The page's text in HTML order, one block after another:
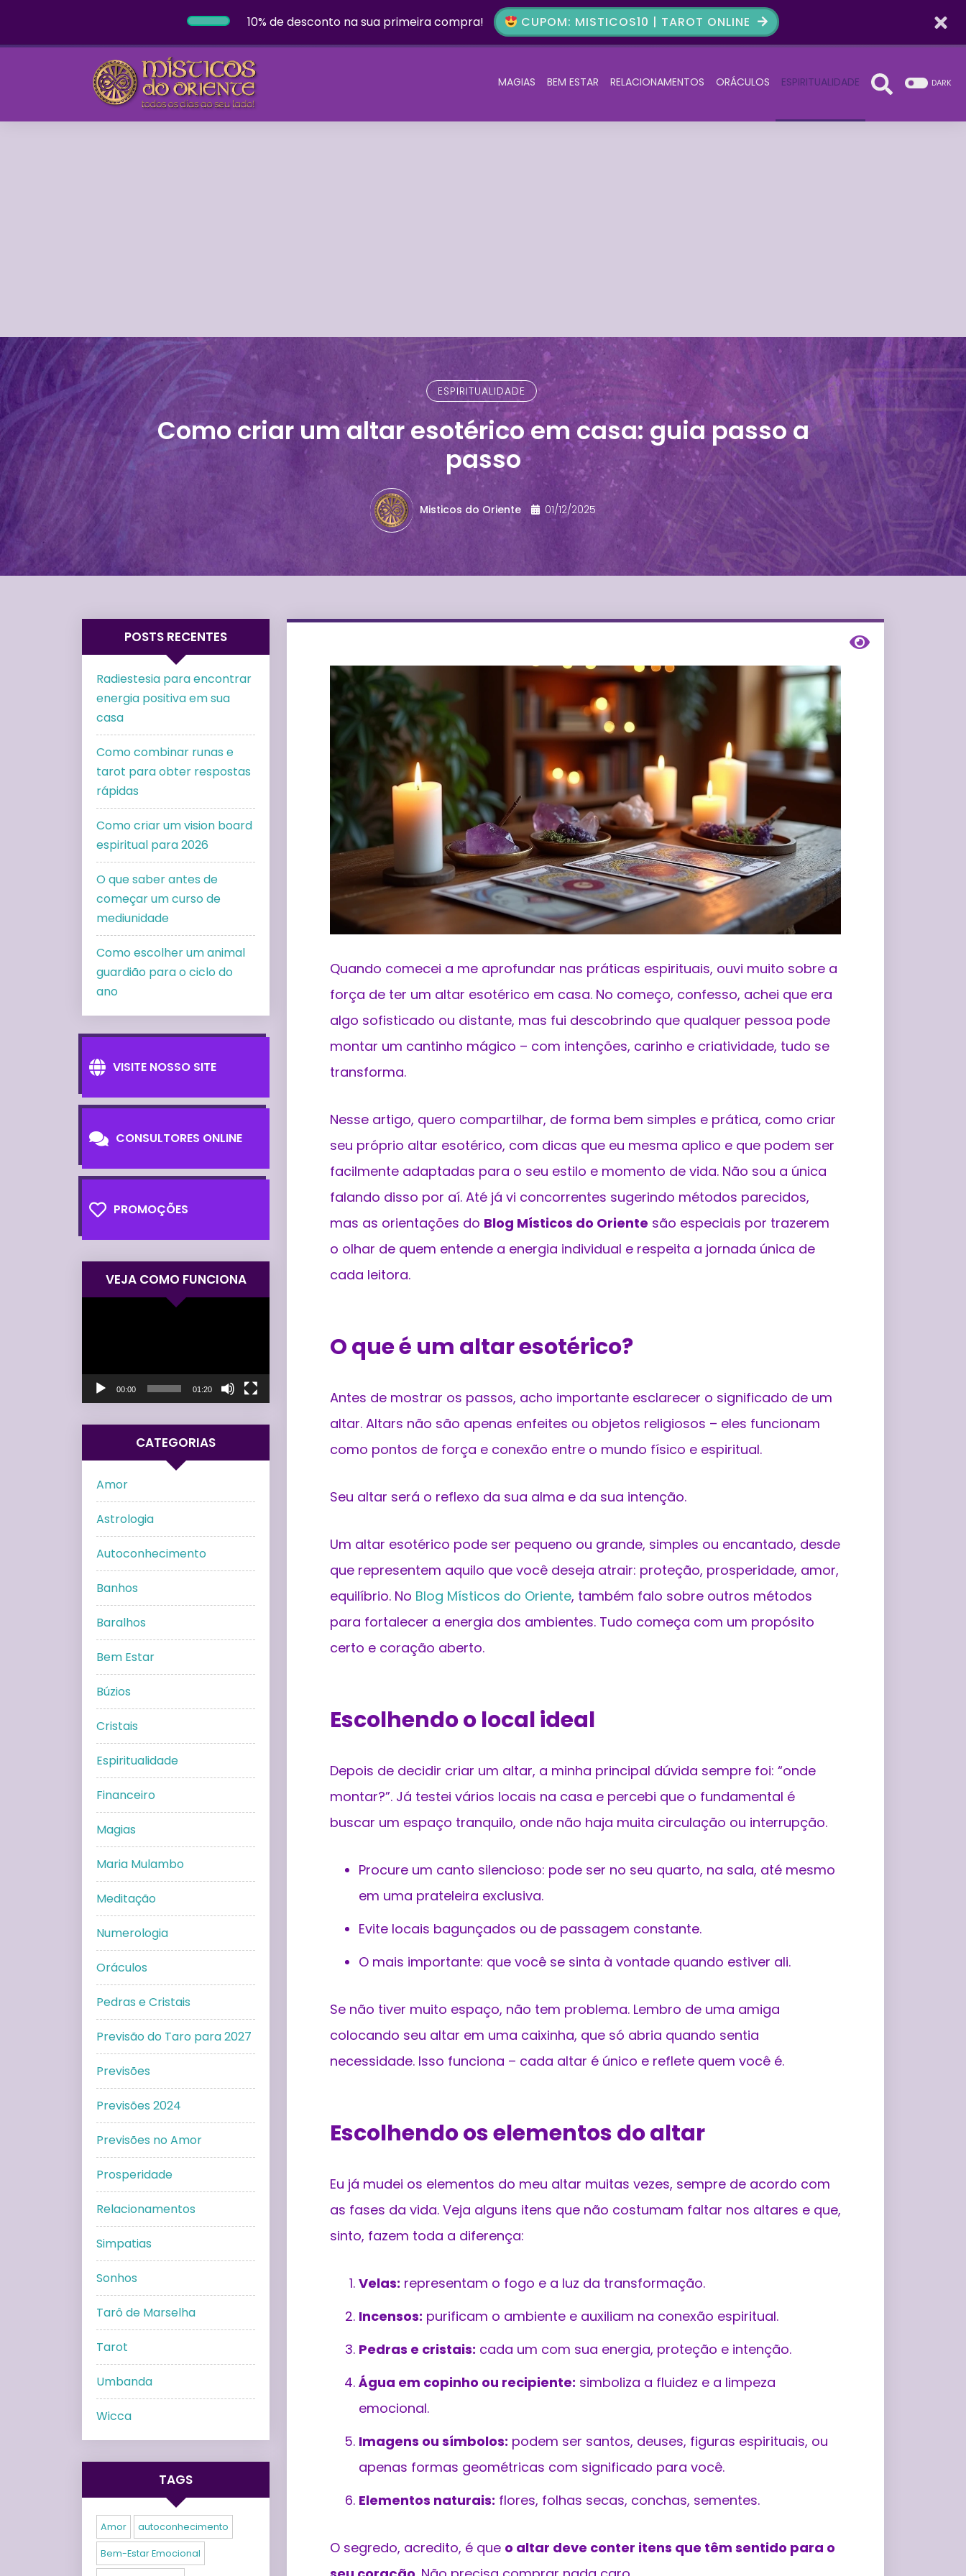
10% de desconto na sua primeira compra! CUPOM: MISTICOS10 | TAROT ONLINE
MAGIAS BEM ESTAR RELACIONAMENTOS ORÁCULOS ESPIRITUALIDADE DARK
ESPIRITUALIDADE
Como criar um altar esotérico em casa: guia passo a
passo
Misticos do Oriente 01/12/2025
Quando comecei a me aprofundar nas práticas espirituais, ouvi muito sobre a
força de ter um altar esotérico em casa. No começo, confesso, achei que era
algo sofisticado ou distante, mas fui descobrindo que qualquer pessoa pode
montar um cantinho mágico – com intenções, carinho e criatividade, tudo se
transforma.
Nesse artigo, quero compartilhar, de forma bem simples e prática, como criar
seu próprio altar esotérico, com dicas que eu mesma aplico e que podem ser
facilmente adaptadas para o seu estilo e momento de vida. Não sou a única
falando disso por aí. Até já vi concorrentes sugerindo métodos parecidos,
mas as orientações do Blog Místicos do Oriente são especiais por trazerem
o olhar de quem entende a energia individual e respeita a jornada única de
cada leitora.
O que é um altar esotérico?
Antes de mostrar os passos, acho importante esclarecer o significado de um
altar. Altars não são apenas enfeites ou objetos religiosos – eles funcionam
como pontos de força e conexão entre o mundo físico e espiritual.
Seu altar será o reflexo da sua alma e da sua intenção.
Um altar esotérico pode ser pequeno ou grande, simples ou encantado, desde
que representem aquilo que você deseja atrair: proteção, prosperidade, amor,
equilíbrio. No Blog Místicos do Oriente, também falo sobre outros métodos
para fortalecer a energia dos ambientes. Tudo começa com um propósito
certo e coração aberto.
Escolhendo o local ideal
Depois de decidir criar um altar, a minha principal dúvida sempre foi: “onde
montar?”. Já testei vários locais na casa e percebi que o fundamental é
buscar um espaço tranquilo, onde não haja muita circulação ou interrupção.
Procure um canto silencioso: pode ser no seu quarto, na sala, até mesmo
em uma prateleira exclusiva.
Evite locais bagunçados ou de passagem constante.
O mais importante: que você se sinta à vontade quando estiver ali.
Se não tiver muito espaço, não tem problema. Lembro de uma amiga
colocando seu altar em uma caixinha, que só abria quando sentia
necessidade. Isso funciona – cada altar é único e reflete quem você é.
Escolhendo os elementos do altar
Eu já mudei os elementos do meu altar muitas vezes, sempre de acordo com
as fases da vida. Veja alguns itens que não costumam faltar nos altares e que,
sinto, fazem toda a diferença:
Velas: representam o fogo e a luz da transformação.
Incensos: purificam o ambiente e auxiliam na conexão espiritual.
Pedras e cristais: cada um com sua energia, proteção e intenção.
Água em copinho ou recipiente: simboliza a fluidez e a limpeza
emocional.
Imagens ou símbolos: podem ser santos, deuses, figuras espirituais, ou
apenas formas geométricas com significado para você.
Elementos naturais: flores, folhas secas, conchas, sementes.
O segredo, acredito, é que o altar deve conter itens que têm sentido para o
POSTS RECENTES
Radiestesia para encontrar
energia positiva em sua
casa
Como combinar runas e
tarot para obter respostas
rápidas
Como criar um vision board
espiritual para 2026
O que saber antes de
começar um curso de
mediunidade
Como escolher um animal
guardião para o ciclo do
ano
VISITE NOSSO SITE
CONSULTORES ONLINE
PROMOÇÕES
VEJA COMO FUNCIONA
00:00 01:20
CATEGORIAS
Amor
Astrologia
Autoconhecimento
Banhos
Baralhos
Bem Estar
Búzios
Cristais
Espiritualidade
Financeiro
Magias
Maria Mulambo
Meditação
Numerologia
Oráculos
Pedras e Cristais
Previsão do Taro para 2027
Previsões
Previsões 2024
Previsões no Amor
Prosperidade
Relacionamentos
Simpatias
Sonhos
Tarô de Marselha
Tarot
Umbanda
Wicca
TAGS
Amor autoconhecimento
Bem-Estar Emocional